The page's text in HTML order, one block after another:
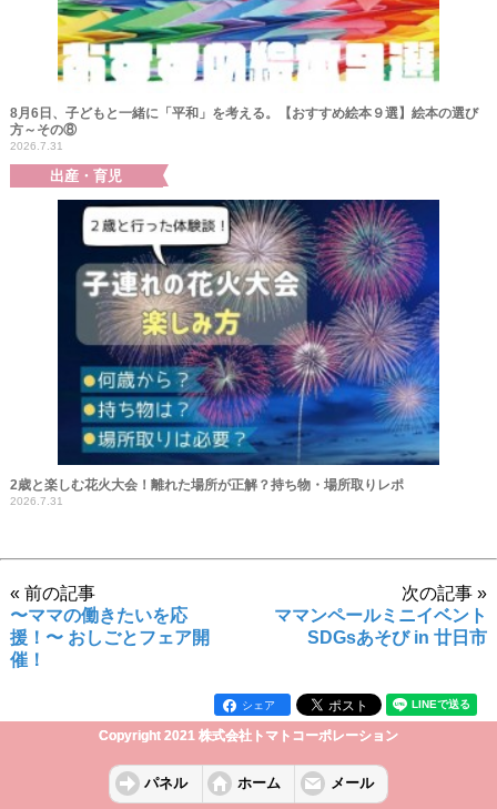
8月6日、子どもと一緒に「平和」を考える。【おすすめ絵本９選】絵本の選び
方～その⑧
2026.7.31
出産・育児
2歳と楽しむ花火大会！離れた場所が正解？持ち物・場所取りレポ
2026.7.31
« 前の記事
〜ママの働きたいを応
援！〜 おしごとフェア開
催！
次の記事 »
ママンペールミニイベント
SDGsあそび in 廿日市
シェア
Copyright 2021 株式会社トマトコーポレーション
パネル ホーム メール